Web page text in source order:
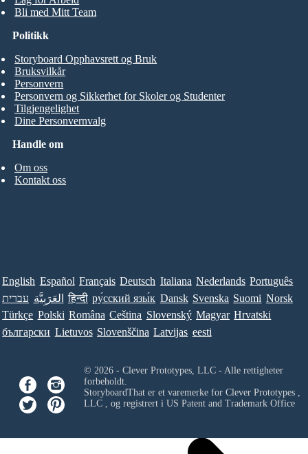
Bli med Mitt Team
Handle om
Om oss
Kontakt oss
Politikk
Storyboard Opphavsrett og Bruk
Bruksvilkår
Personvern
Personvern og Sikkerhet for Skoler og Studenter
Tilgjengelighet
Dine Personvernvalg
English Español Français Deutsch Italiana Nederlands Português
עברית العَرَبِيَّة हिन्दी ру́сский язы́к Dansk Svenska Suomi Norsk
Türkçe Polski Româna Ceština Slovenský Magyar Hrvatski
български Lietuvos Slovenščina Latvijas eesti
© 2026 - Clever Prototypes, LLC - Alle rettigheter
forbeholdt.
StoryboardThat er et varemerke for Clever Prototypes ,
LLC, og registrert i US Patent and Trademark Office